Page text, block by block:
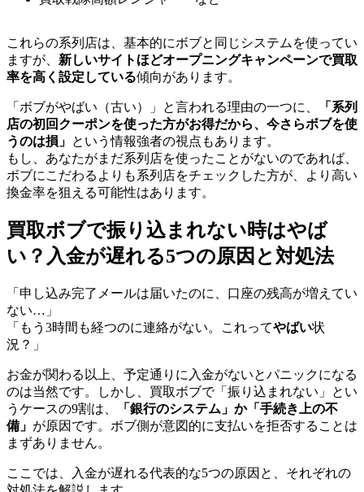
これらの系列店は、基本的にボブと同じシステムを使ってい
ますが、 新しいサイトほどオープニングキャンペーンで買取
率を高く設定している傾向があります。
「ボブがやばい（古い）」と言われる理由の一つに、
「系列
店の初回クーポンを使った方がお得だから、今さらボブを使
うのは損」 という情報強者の視点もあります。
もし、あなたがまだ系列店を使ったことがないのであれば、
ボブにこだわるよりも系列店をチェックした方が、より高い
換金率を狙える可能性はあります。
買取ボブで振り込まれない時はやば
い？入金が遅れる5つの原因と対処法
「申し込み完了メールは届いたのに、口座の残高が増えてい
ない…」
「もう3時間も経つのに連絡がない。これってやばい状
況？」
お金が関わる以上、予定通りに入金がないとパニックになる
のは当然です。しかし、買取ボブで「振り込まれない」とい
うケースの9割は、
「銀行のシステム」か「手続き上の不
備」 が原因です。ボブ側が意図的に支払いを拒否することは
まずありません。
ここでは、入金が遅れる代表的な5つの原因と、それぞれの